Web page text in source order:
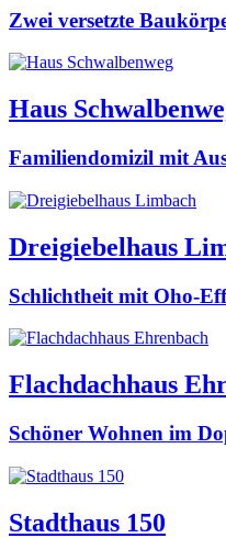
Zwei versetzte
Haus
Familiendomizil mit
Dreigiebelhaus
Schlichtheit mit Oho-
Flachdachhaus
Schöner Wohnen im
Stadthaus 150